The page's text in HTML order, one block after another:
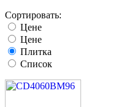
Сортировать:
Цене
Цене
Плитка
Список